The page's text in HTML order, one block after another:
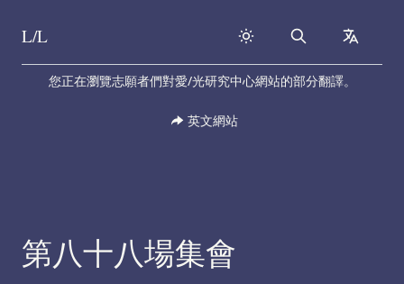
Skip to content
L/L Search
您正在瀏覽志願者們對愛/光研究中心網站的部分翻譯。
英文網站
第八十八場集會